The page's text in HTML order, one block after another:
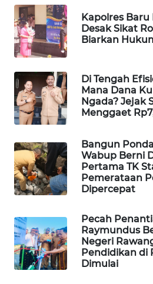
Kapolres Baru
Desak Sikat
Biarkan
Di Tengah
Mana Dana
Ngada? Jejak
Menggaet
Bangun
Wabup Berni
Pertama TK
Pemerataan
Dipercepat
Pecah
Raymundus
Negeri
Pendidikan di
Dimulai
KOPEKLIN
PORTAL
KONSUMEN
FORWAMKI
ALPERKLINAS
FORJASIDA
TAMBANG
NEWS
SITUNGIR
NEWS
SIDIKALANG
NEWS